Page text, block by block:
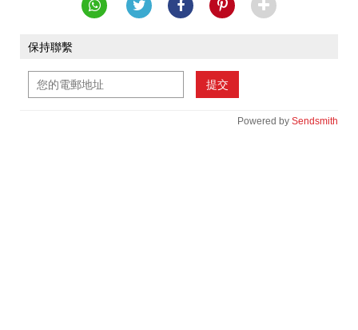
保持聯繫
提交
Powered by Sendsmith